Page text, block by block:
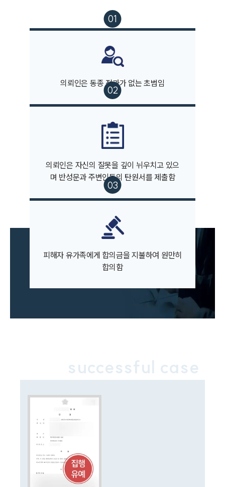
그룹소개
그룹소개
대륜의 강점
글로벌 파트너 로펌
고객의 소리
AI대륜
업무사례
형사 법률정보
법률지식인
형사소송·상담후기
구성원 소개
의뢰인은 동종 전과가 없는 초범임
의뢰인은 자신의 잘못을 깊이 뉘우치고 있으
며 반성문과 주변인들의 탄원서를 제출함
피해자 유가족에게 합의금을 지불하여 원만히
합의함
successful case